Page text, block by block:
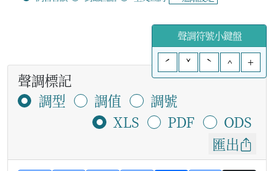
聲調符號小鍵盤
ˊ
ˇ ˋ ^ +
聲調標記
調型
調值
調號
XLS
PDF
ODS
匯出